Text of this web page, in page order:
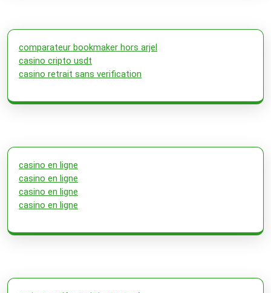
comparateur bookmaker hors arjel
casino cripto usdt
casino retrait sans verification
casino en ligne
casino en ligne
casino en ligne
casino en ligne